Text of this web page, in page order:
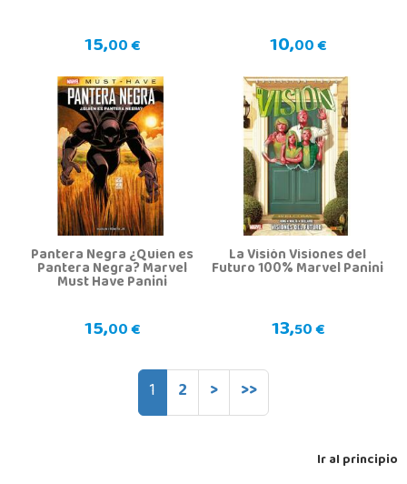
15,00 € 10,00 €
Pantera Negra ¿Quien es
Pantera Negra? Marvel
Must Have Panini
15,00 €
La Visión Visiones del
Futuro 100% Marvel Panini
13,50 €
1 2 > >>
Ir al principio